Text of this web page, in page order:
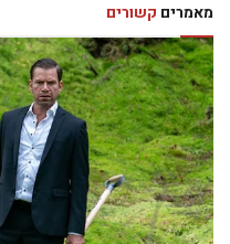
מאמרים קשורים